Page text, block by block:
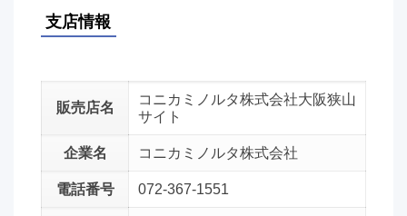
支店情報
販売店名
コニカミノルタ株式会社大阪狭山
サイト
企業名 コニカミノルタ株式会社
電話番号 072-367-1551